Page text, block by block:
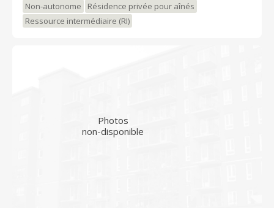
Non-autonome
Résidence privée pour aînés
Ressource intermédiaire (RI)
Photos
non-disponible